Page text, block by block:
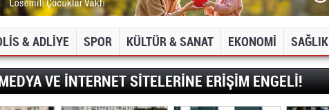
& ADLİYE SPOR KÜLTÜR & SANAT EKONOMİ SAĞLIK
VE İNTERNET SİTELERİNE ERİŞİM ENGELİ!